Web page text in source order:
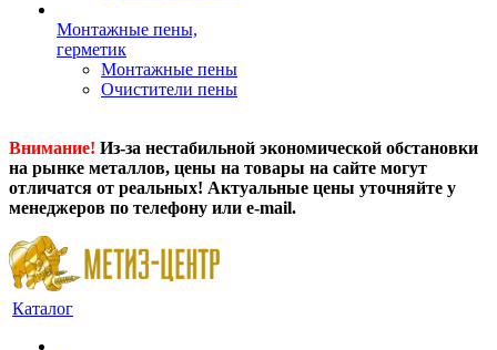
Монтажные пены,
герметик
Монтажные пены
Очистители пены
Внимание! Из-за нестабильной экономической обстановки
на рынке металлов, цены на товары на сайте могут
отличатся от реальных! Актуальные цены уточняйте у
менеджеров по телефону или e-mail.
Каталог